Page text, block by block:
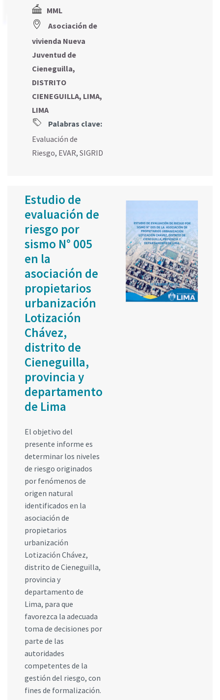
MML
Asociación de
vivienda Nueva
Juventud de
Cieneguilla,
DISTRITO
CIENEGUILLA, LIMA,
LIMA
Palabras clave:
Evaluación de
Riesgo, EVAR, SIGRID
Estudio de
evaluación de
riesgo por
sismo N° 005
en la
asociación de
propietarios
urbanización
Lotización
Chávez,
distrito de
Cieneguilla,
provincia y
departamento
de Lima
El objetivo del
presente informe es
determinar los niveles
de riesgo originados
por fenómenos de
origen natural
identificados en la
asociación de
propietarios
urbanización
Lotización Chávez,
distrito de Cieneguilla,
provincia y
departamento de
Lima, para que
favorezca la adecuada
toma de decisiones por
parte de las
autoridades
competentes de la
gestión del riesgo, con
fines de formalización.